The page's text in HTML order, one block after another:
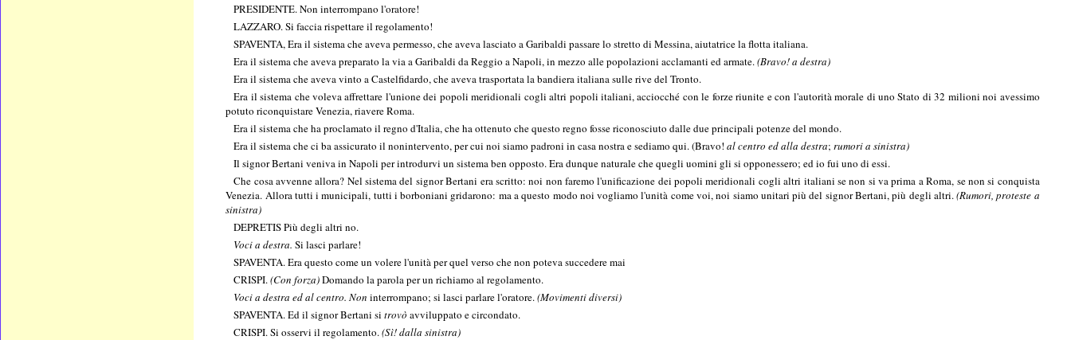
PRESIDENTE. Non interrompano l'oratore!
LAZZARO. Si faccia rispettare il regolamento!
SPAVENTA, Era il sistema che aveva permesso, che aveva lasciato a Garibaldi passare lo stretto di Messina, aiutatrice la flotta italiana.
Era il sistema che aveva preparato la via a Garibaldi da Reggio a Napoli, in mezzo alle popolazioni acclamanti ed armate.(Bravo! a destra)
Era il sistema che aveva vinto a Castelfidardo, che aveva trasportata la bandiera italiana sulle rive del Tronto.
Era il sistema che voleva affrettare l'unione dei popoli meridionali cogli altri popoli italiani, acciocché con le forze riunite e con l'autorità morale di uno Stato di 32 milioni noi avessimo
potuto riconquistare Venezia, riavere Roma.
Era il sistema che ha proclamato il regno d'Italia, che ha ottenuto che questo regno fosse riconosciuto dalle due principali potenze del mondo.
Era il sistema che ci ba assicurato il nonintervento, per cui noi siamo padroni in casa nostra e sediamo qui. (Bravo!al centro ed alla destra;rumori a sinistra)
Il signor Bertani veniva in Napoli per introdurvi un sistema ben opposto. Era dunque naturale che quegli uomini gli si opponessero; ed io fui uno di essi.
Che cosa avvenne allora? Nel sistema del signor Bertani era scritto: noi non faremo l'unificazione dei popoli meridionali cogli altri italiani se non si va prima a Roma, se non si conquista
Venezia. Allora tutti i municipali, tutti i borboniani gridarono: ma a questo modo noi vogliamo l'unità come voi, noi siamo unitari più del signor Bertani, più degli altri.(Rumori, proteste a
sinistra)
DEPRETIS Più degli altri no.
Voci a destra.Si lasci parlare!
SPAVENTA. Era questo come un volere l'unità per quel verso che non poteva succedere mai
CRISPI.(Con forza)Domando la parola per un richiamo al regolamento.
Voci a destra ed al centro. Non interrompano; si lasci parlare l'oratore.(Movimenti diversi)
SPAVENTA. Ed il signor Bertani sitrovòavviluppato e circondato.
CRISPI. Si osservi il regolamento.(Sì! dalla sinistra)